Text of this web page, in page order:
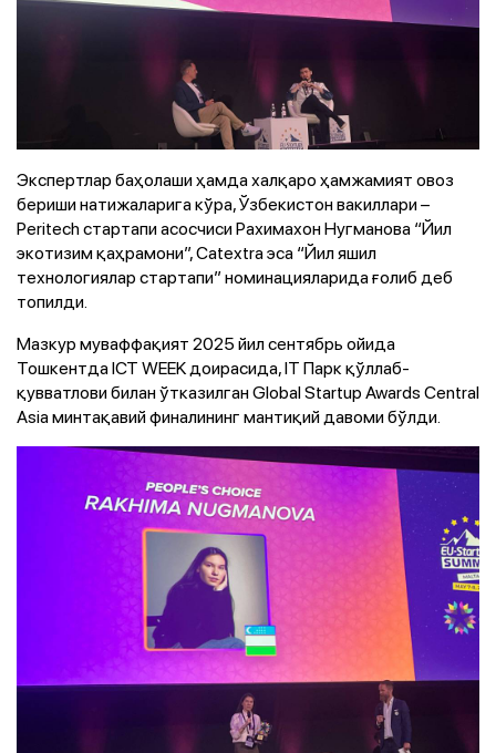
Экспертлар баҳолаши ҳамда халқаро ҳамжамият овоз
бериши натижаларига кўра, Ўзбекистон вакиллари –
Peritech стартапи асосчиси Рахимахон Нугманова “Йил
экотизим қаҳрамони”, Catextra эса “Йил яшил
технологиялар стартапи” номинацияларида ғолиб деб
топилди.
Мазкур муваффақият 2025 йил сентябрь ойида
Тошкентда ICT WEEK доирасида, IT Парк қўллаб-
қувватлови билан ўтказилган Global Startup Awards Central
Asia минтақавий финалининг мантиқий давоми бўлди.